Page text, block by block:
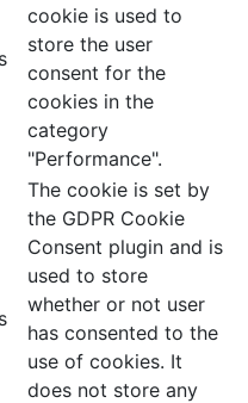
cookie is used to
store the user
consent for the
cookies in the
category
"Performance".
The cookie is set by
the GDPR Cookie
Consent plugin and is
used to store
whether or not user
has consented to the
use of cookies. It
does not store any